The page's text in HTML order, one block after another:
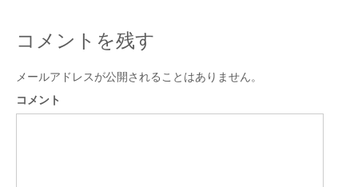
コメントを残す
メールアドレスが公開されることはありません。
コメント